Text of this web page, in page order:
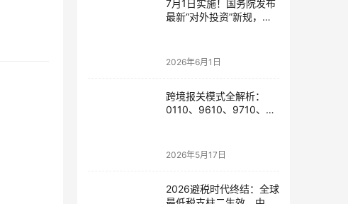
7月1日实施！国务院发布
最新“对外投资”新规，炒
2026年6月1日
跨境报关模式全解析：
0110、9610、9710、
2026年5月17日
2026避税时代终结：全球